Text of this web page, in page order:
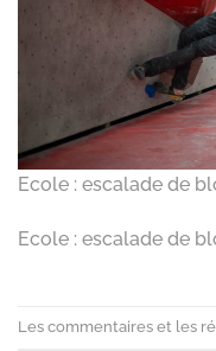
Ecole : escalade de
Ecole : escalade de
Les commentaires et les